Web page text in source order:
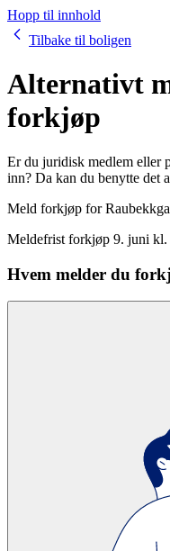
Hopp til innhold
Tilbake til boligen
Alternativt
forkjøp
Er du juridisk medlem eller
inn? Da kan du benytte det
Meld forkjøp for
Meldefrist forkjøp 9. juni kl.
Hvem melder du